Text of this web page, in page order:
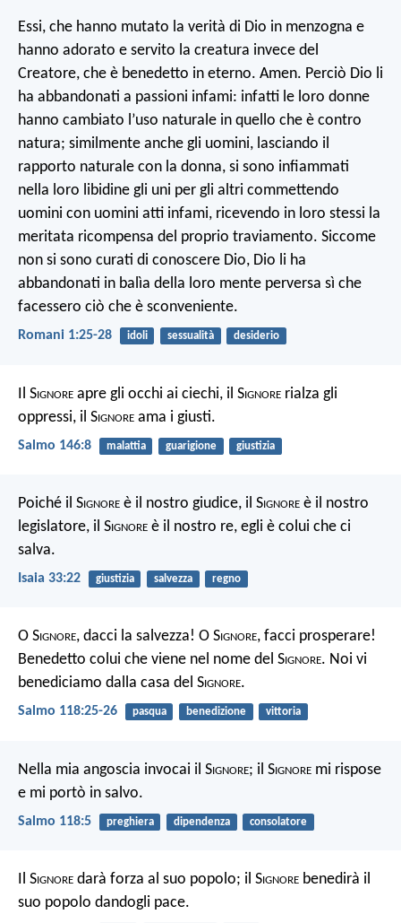
Essi, che hanno mutato la verità di Dio in menzogna e
hanno adorato e servito la creatura invece del
Creatore, che è benedetto in eterno. Amen. Perciò Dio li
ha abbandonati a passioni infami: infatti le loro donne
hanno cambiato l’uso naturale in quello che è contro
natura; similmente anche gli uomini, lasciando il
rapporto naturale con la donna, si sono infiammati
nella loro libidine gli uni per gli altri commettendo
uomini con uomini atti infami, ricevendo in loro stessi la
meritata ricompensa del proprio traviamento. Siccome
non si sono curati di conoscere Dio, Dio li ha
abbandonati in balìa della loro mente perversa sì che
facessero ciò che è sconveniente.
Romani 1:25-28 idoli sessualità desiderio
Il Signore apre gli occhi ai ciechi, il Signore rialza gli
oppressi, il Signore ama i giusti.
Salmo 146:8 malattia guarigione giustizia
Poiché il Signore è il nostro giudice, il Signore è il nostro
legislatore, il Signore è il nostro re, egli è colui che ci
salva.
Isaia 33:22 giustizia salvezza regno
O Signore, dacci la salvezza! O Signore, facci prosperare!
Benedetto colui che viene nel nome del Signore. Noi vi
benediciamo dalla casa del Signore.
Salmo 118:25-26 pasqua benedizione vittoria
Nella mia angoscia invocai il Signore; il Signore mi rispose
e mi portò in salvo.
Salmo 118:5 preghiera dipendenza consolatore
Il Signore darà forza al suo popolo; il Signore benedirà il
suo popolo dandogli pace.